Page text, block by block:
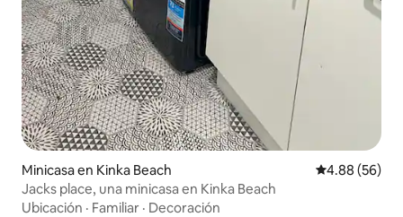
Minicasa en Kinka Beach Calificación
4.88 (56)
Jacks place, una minicasa en Kinka Beach
Ubicación · Familiar · Decoración